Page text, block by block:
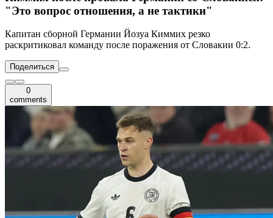
"Это вопрос отношения, а не тактики"
Капитан сборной Германии Йозуа Киммих резко
раскритиковал команду после поражения от Словакии 0:2.
Поделиться
0
comments